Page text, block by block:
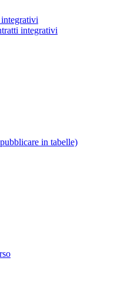
integrativi
in tabelle)